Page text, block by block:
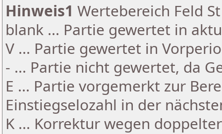
Hinweis1 Wertebereich Feld
blank ... Partie gewertet in
V ... Partie gewertet in
- ... Partie nicht gewertet, da
E ... Partie vorgemerkt zur
Einstiegselozahl in der
K ... Korrektur wegen